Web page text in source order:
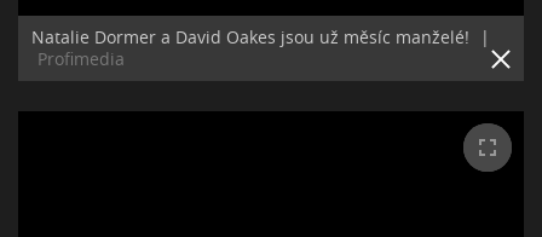
Natalie Dormer a David Oakes jsou už měsíc manželé!
|
Profimedia